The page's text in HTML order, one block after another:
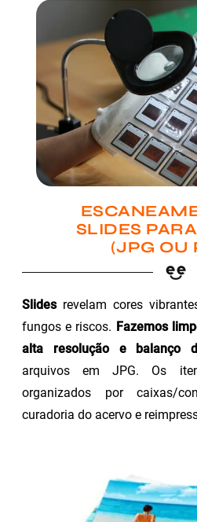
SLIDES
(JPG OU
Slidesrevelam cores
fungos e riscos. Fazemos
alta resolução e balanço
arquivos em JPG. Os
organizados por caixas/
curadoria do acervo e